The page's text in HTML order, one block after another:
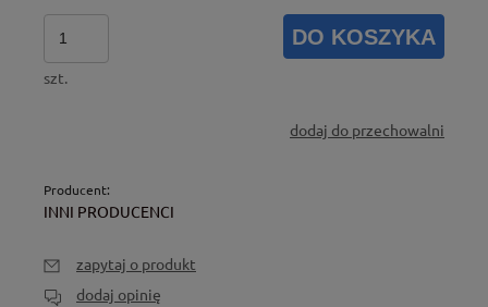
szt.
DO KOSZYKA
dodaj do przechowalni
Producent:
INNI PRODUCENCI
zapytaj o produkt
dodaj opinię